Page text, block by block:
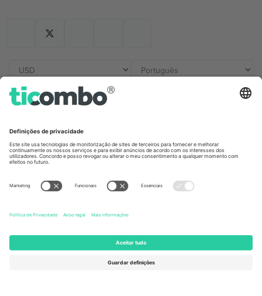
Germany
Unter den Linden 24, 10117
Berlin, Germany
167 City Road, London, Greater
131 Continental Dr, Suite 305,